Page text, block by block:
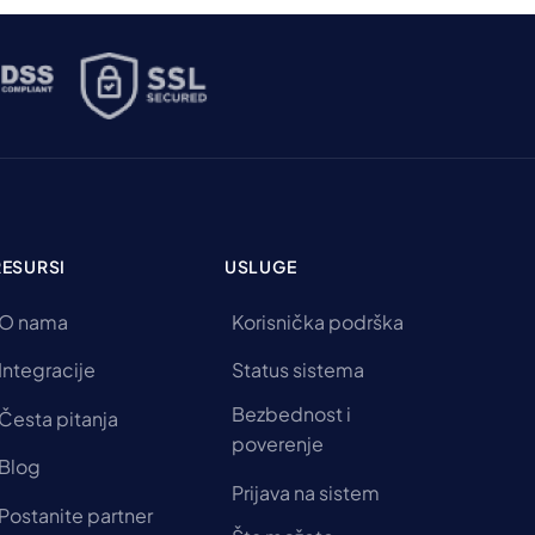
O nama
Integracije
Česta pitanja
Blog
Postanite partner
USLUGE
Korisnička podrška
Status sistema
Bezbednost i
poverenje
Prijava na sistem